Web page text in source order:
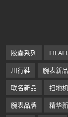
胶囊系列
川行鞋
腕表新品
联名新品
扫地
腕表品牌
精华